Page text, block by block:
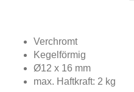
Verchromt
Kegelförmig
Ø12 x 16 mm
max. Haftkraft: 2 kg